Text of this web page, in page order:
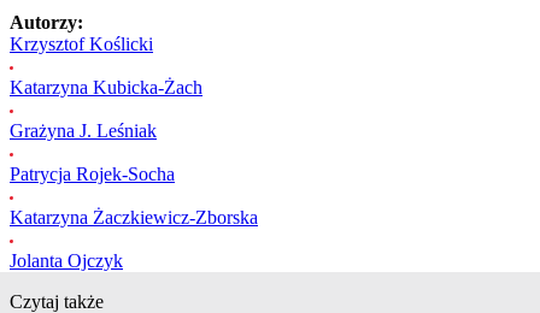
Autorzy:
Krzysztof Koślicki
Katarzyna Kubicka-Żach
Grażyna J. Leśniak
Patrycja Rojek-Socha
Katarzyna Żaczkiewicz-Zborska
Jolanta Ojczyk
Czytaj także